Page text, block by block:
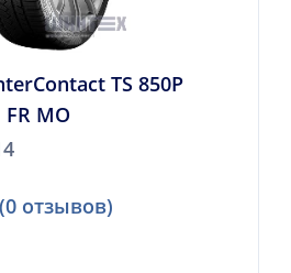
TS 850P
MO
(0 отзывов)